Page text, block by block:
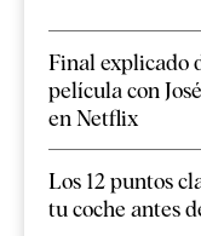
Final explicado
película con
en Netflix
Los 12 puntos
tu coche antes